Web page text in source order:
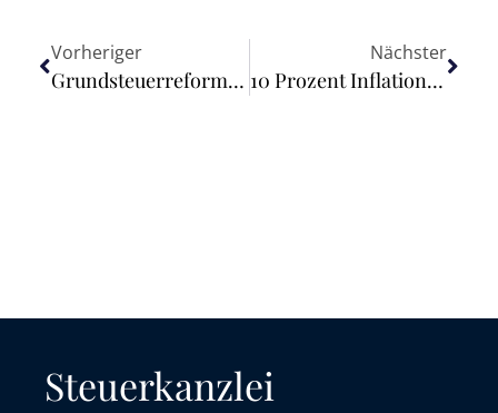
Vorheriger
Grundsteuerreform in Bayern: Die häufigsten Fehler bei der Abgabe der Grundsteuererklärung
Nächster
10 Prozent Inflationsrate für ärmere Haushalte im Januar 2023
Steuerkanzlei